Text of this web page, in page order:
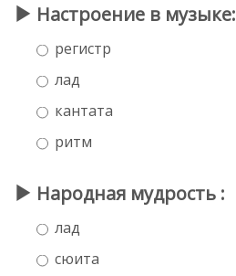
Настроение в музыке:
регистр
лад
кантата
ритм
Народная мудрость :
лад
сюита